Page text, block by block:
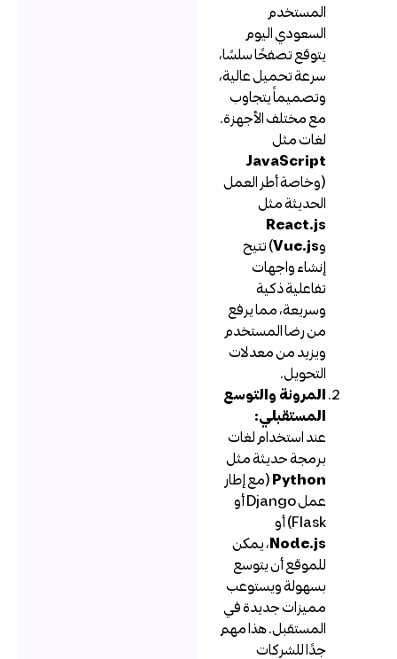
المستخدم
السعودي اليوم
يتوقع تصفحًا سلسًا،
سرعة تحميل عالية،
وتصميماً يتجاوب
مع مختلف الأجهزة.
لغات مثل
JavaScript
(وخاصة أطر العمل
الحديثة مثل
React.js
Vue.js) تتيح
إنشاء واجهات
تفاعلية ذكية
وسريعة، مما يرفع
من رضا المستخدم
ويزيد من معدلات
التحويل.
المرونة والتوسع
المستقبلي:
عند استخدام لغات
برمجة حديثة مثل
Python(مع إطار
عمل Django أو
Node.js، يمكن
للموقع أن يتوسع
بسهولة ويستوعب
مميزات جديدة في
المستقبل. هذا مهم
جدًا للشركات